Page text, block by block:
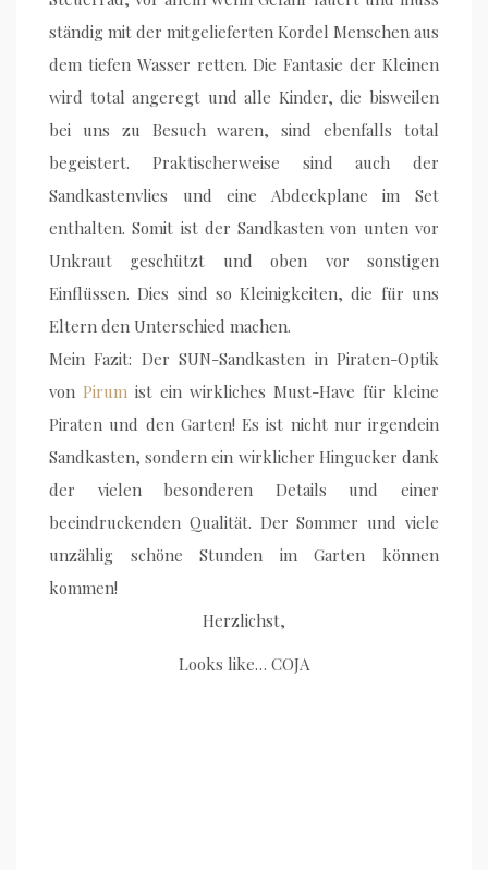
ständig mit der mitgelieferten Kordel Menschen aus
dem tiefen Wasser retten. Die Fantasie der Kleinen
wird total angeregt und alle Kinder, die bisweilen
bei uns zu Besuch waren, sind ebenfalls total
begeistert. Praktischerweise sind auch der
Sandkastenvlies und eine Abdeckplane im Set
enthalten. Somit ist der Sandkasten von unten vor
Unkraut geschützt und oben vor sonstigen
Einflüssen. Dies sind so Kleinigkeiten, die für uns
Eltern den Unterschied machen.
Mein Fazit: Der SUN-Sandkasten in Piraten-Optik
von Pirum ist ein wirkliches Must-Have für kleine
Piraten und den Garten! Es ist nicht nur irgendein
Sandkasten, sondern ein wirklicher Hingucker dank
der vielen besonderen Details und einer
beeindruckenden Qualität. Der Sommer und viele
unzählig schöne Stunden im Garten können
kommen!
Herzlichst,
Looks like… COJA